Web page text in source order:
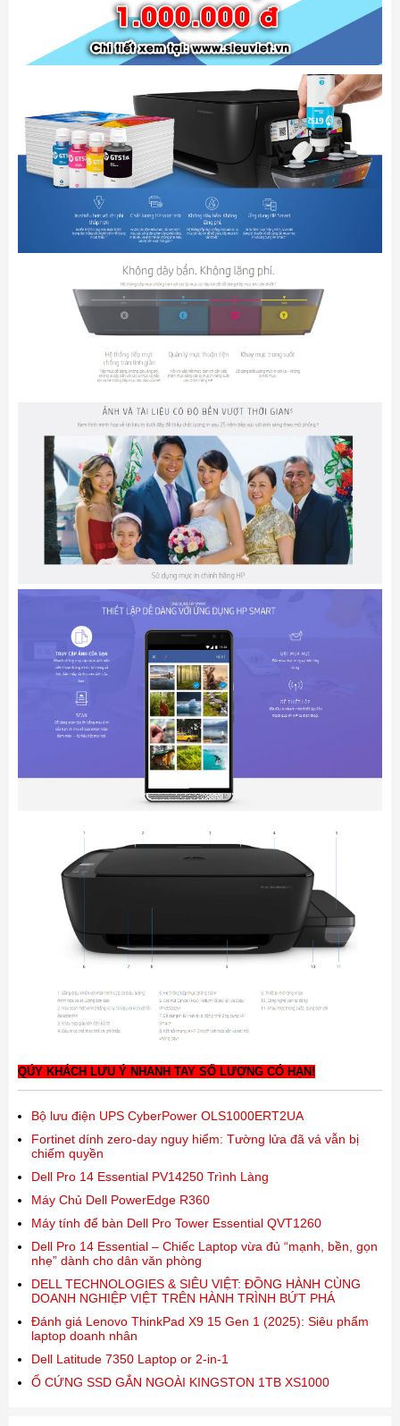
QÚY KHÁCH LƯU Ý NHANH TAY SỐ LƯỢNG CÓ HẠN!
Bộ lưu điện UPS CyberPower OLS1000ERT2UA
Fortinet dính zero-day nguy hiểm: Tường lửa đã vá vẫn bị
chiếm quyền
Dell Pro 14 Essential PV14250 Trình Làng
Máy Chủ Dell PowerEdge R360
Máy tính để bàn Dell Pro Tower Essential QVT1260
Dell Pro 14 Essential – Chiếc Laptop vừa đủ “mạnh, bền, gọn
nhẹ” dành cho dân văn phòng
DELL TECHNOLOGIES & SIÊU VIỆT: ĐỒNG HÀNH CÙNG
DOANH NGHIỆP VIỆT TRÊN HÀNH TRÌNH BỨT PHÁ
Đánh giá Lenovo ThinkPad X9 15 Gen 1 (2025): Siêu phẩm
laptop doanh nhân
Dell Latitude 7350 Laptop or 2-in-1
Ổ CỨNG SSD GẮN NGOÀI KINGSTON 1TB XS1000